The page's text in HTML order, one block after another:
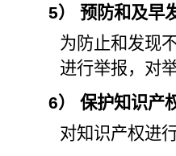
5） 预防和及早
为防止和发现
进行举报，对
6） 保护知识产
对知识产权进